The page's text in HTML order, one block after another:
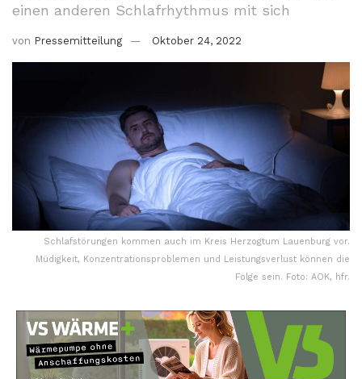
einen anderen Schlafrhythmus mit sich
von Pressemitteilung Oktober 24, 2022
Schlafstörungen kommen auch im Kreis Herzogtum Lauenburg vor.
Müdigkeit, Konzentrationsproblemen und Leistungsverlust können die
Folge sein. Foto: AOK, hfr.